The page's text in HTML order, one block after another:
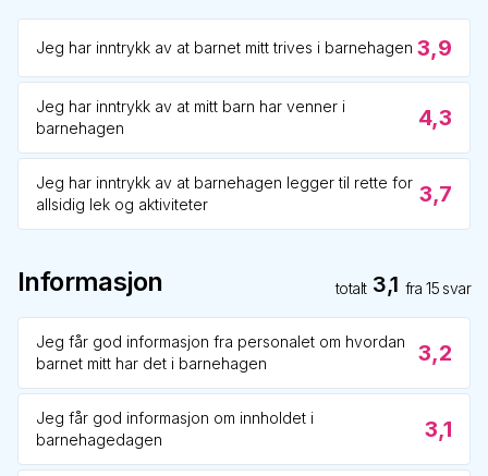
Jeg har inntrykk av at barnet mitt trives i barnehagen 3,9
Jeg har inntrykk av at mitt barn har venner i
barnehagen
4,3
Jeg har inntrykk av at barnehagen legger til rette for
allsidig lek og aktiviteter
3,7
Informasjon totalt 3,1 fra15 svar
Jeg får god informasjon fra personalet om hvordan
barnet mitt har det i barnehagen
3,2
Jeg får god informasjon om innholdet i
barnehagedagen
3,1